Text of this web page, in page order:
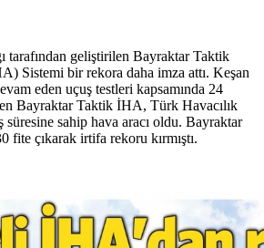
tarafından geliştirilen Bayraktar Taktik
Sistemi bir rekora daha imza attı. Keşan
eden uçuş testleri kapsamında 24
Bayraktar Taktik İHA, Türk Havacılık
sahip hava aracı oldu. Bayraktar
fite çıkarak irtifa rekoru kırmıştı.